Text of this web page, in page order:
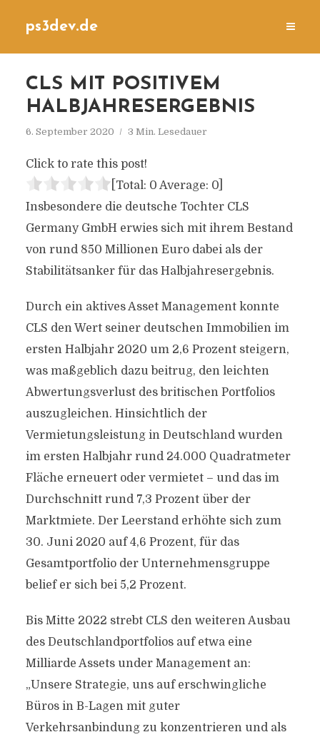
ps3dev.de
CLS MIT POSITIVEM
HALBJAHRESERGEBNIS
6. September 2020 3 Min. Lesedauer
Click to rate this post!
[Total: 0 Average: 0]
Insbesondere die deutsche Tochter CLS
Germany GmbH erwies sich mit ihrem Bestand
von rund 850 Millionen Euro dabei als der
Stabilitätsanker für das Halbjahresergebnis.
Durch ein aktives Asset Management konnte
CLS den Wert seiner deutschen Immobilien im
ersten Halbjahr 2020 um 2,6 Prozent steigern,
was maßgeblich dazu beitrug, den leichten
Abwertungsverlust des britischen Portfolios
auszugleichen. Hinsichtlich der
Vermietungsleistung in Deutschland wurden
im ersten Halbjahr rund 24.000 Quadratmeter
Fläche erneuert oder vermietet – und das im
Durchschnitt rund 7,3 Prozent über der
Marktmiete. Der Leerstand erhöhte sich zum
30. Juni 2020 auf 4,6 Prozent, für das
Gesamtportfolio der Unternehmensgruppe
belief er sich bei 5,2 Prozent.
Bis Mitte 2022 strebt CLS den weiteren Ausbau
des Deutschlandportfolios auf etwa eine
Milliarde Assets under Management an:
„Unsere Strategie, uns auf erschwingliche
Büros in B-Lagen mit guter
Verkehrsanbindung zu konzentrieren und als